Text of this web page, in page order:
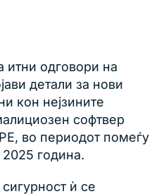
итни одговори на
детали за нови
кон нејзините
софтвер
во периодот помеѓу
година.
ѝ се